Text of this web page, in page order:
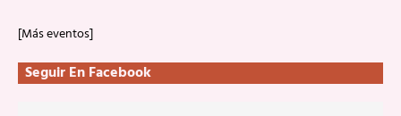
[Más eventos]
Seguir En Facebook